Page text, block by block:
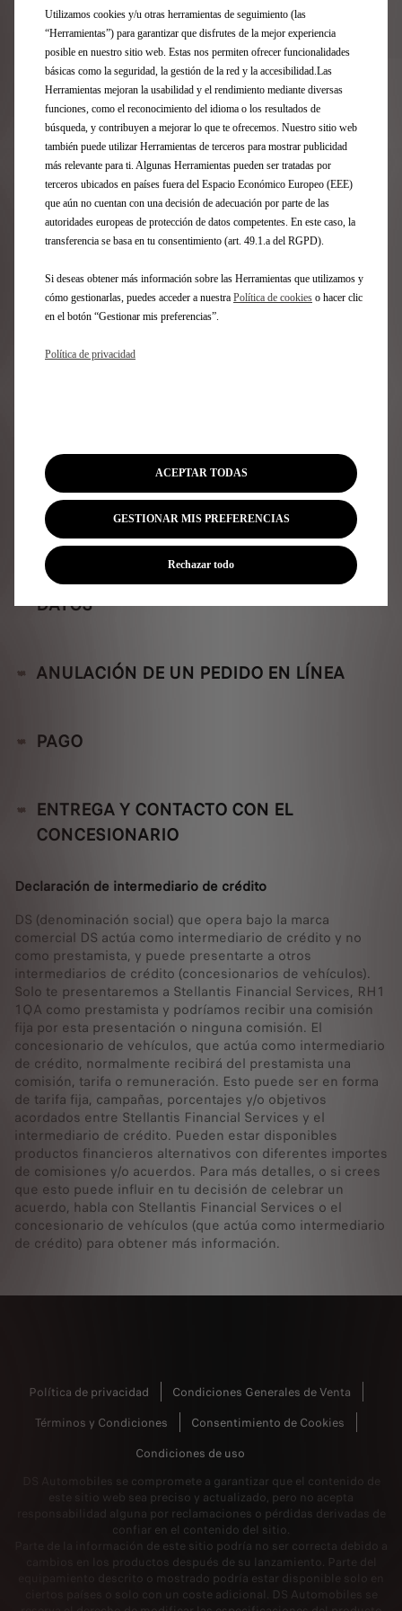
CONFIGURE SU DS
Preguntas frecuentes
¿CÓMO REALIZAR UN PEDIDO EN LÍNEA?
CONDICIONES GENERALES DE VENTA
TASACIÓN
CUENTA DE CLIENTE Y GESTIÓN DE LOS
DATOS
ANULACIÓN DE UN PEDIDO EN LÍNEA
PAGO
ENTREGA Y CONTACTO CON EL
CONCESIONARIO
Declaración de intermediario de crédito
DS (denominación social) que opera bajo la marca
comercial DS actúa como intermediario de crédito y no
como prestamista, y puede presentarte a otros
intermediarios de crédito (concesionarios de vehículos).
Solo te presentaremos a Stellantis Financial Services, RH1
1QA como prestamista y podríamos recibir una comisión
fija por esta presentación o ninguna comisión. El
concesionario de vehículos, que actúa como intermediario
de crédito, normalmente recibirá del prestamista una
comisión, tarifa o remuneración. Esto puede ser en forma
de tarifa fija, campañas, porcentajes y/o objetivos
acordados entre Stellantis Financial Services y el
intermediario de crédito. Pueden estar disponibles
productos financieros alternativos con diferentes importes
de comisiones y/o acuerdos. Para más detalles, o si crees
que esto puede influir en tu decisión de celebrar un
acuerdo, habla con Stellantis Financial Services o el
concesionario de vehículos (que actúa como intermediario
de crédito) para obtener más información.
Política de privacidad
Condiciones Generales de Venta
Términos y Condiciones
Consentimiento de Cookies
Condiciones de uso
DS Automobiles se compromete a garantizar que el contenido de
este sitio web sea preciso y actualizado, pero no acepta
responsabilidad alguna por reclamaciones o pérdidas derivadas de
confiar en el contenido del sitio.
Parte de la información de este sitio podría no ser correcta debido a
cambios en los productos después de su lanzamiento. Parte del
equipamiento descrito o mostrado podría estar disponible solo en
ciertos países o solo con un coste adicional. DS Automobiles se
Utilizamos cookies y/u otras herramientas de seguimiento (las
“Herramientas”) para garantizar que disfrutes de la mejor experiencia
posible en nuestro sitio web. Estas nos permiten ofrecer funcionalidades
básicas como la seguridad, la gestión de la red y la accesibilidad.Las
Herramientas mejoran la usabilidad y el rendimiento mediante diversas
funciones, como el reconocimiento del idioma o los resultados de
búsqueda, y contribuyen a mejorar lo que te ofrecemos. Nuestro sitio web
también puede utilizar Herramientas de terceros para mostrar publicidad
más relevante para ti. Algunas Herramientas pueden ser tratadas por
terceros ubicados en países fuera del Espacio Económico Europeo (EEE)
que aún no cuentan con una decisión de adecuación por parte de las
autoridades europeas de protección de datos competentes. En este caso, la
transferencia se basa en tu consentimiento (art. 49.1.a del RGPD).
Si deseas obtener más información sobre las Herramientas que utilizamos y
cómo gestionarlas, puedes acceder a nuestra Política de cookies o hacer clic
en el botón “Gestionar mis preferencias”.
Política de privacidad
GESTIONAR MIS PREFERENCIAS
ACEPTAR TODAS
Rechazar todo